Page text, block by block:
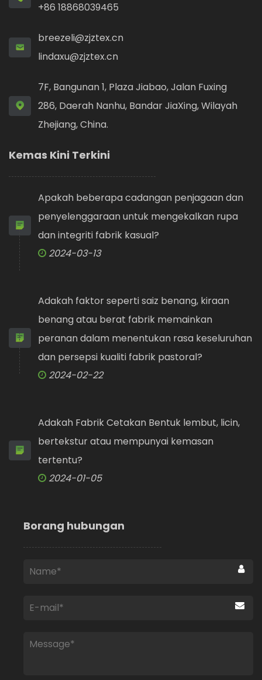
+86 18868039465
breezeli@zjztex.cn
lindaxu@zjztex.cn
7F, Bangunan 1, Plaza Jiabao, Jalan Fuxing
286, Daerah Nanhu, Bandar JiaXing, Wilayah
Zhejiang, China.
Kemas Kini Terkini
Apakah beberapa cadangan penjagaan dan
penyelenggaraan untuk mengekalkan rupa
dan integriti fabrik kasual?
2024-03-13
Adakah faktor seperti saiz benang, kiraan
benang atau berat fabrik memainkan
peranan dalam menentukan rasa keseluruhan
dan persepsi kualiti fabrik pastoral?
2024-02-22
Adakah Fabrik Cetakan Bentuk lembut, licin,
bertekstur atau mempunyai kemasan
tertentu?
2024-01-05
Borang hubungan